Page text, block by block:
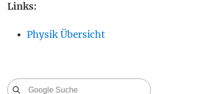
Links:
Physik Übersicht